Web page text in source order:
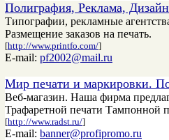
Полиграфия, Реклама,
Типографии, рекламные
Размещение заказов на печать.
[http://www.printfo.com/]
E-mail: pf2002@mail.ru
Мир печати и маркировки.
Веб-магазин. Наша фирма
Трафаретной печати Тампонной
[http://www.radst.ru/]
E-mail: banner@profipromo.ru